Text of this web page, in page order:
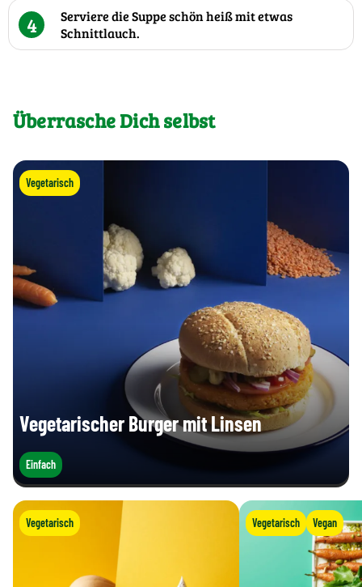
4
Serviere die Suppe schön heiß mit etwas
Schnittlauch.
Überrasche Dich selbst
Vegetarisch
Vegetarischer Burger mit Linsen
Einfach
Vegetarisch Vegetarisch Vegan